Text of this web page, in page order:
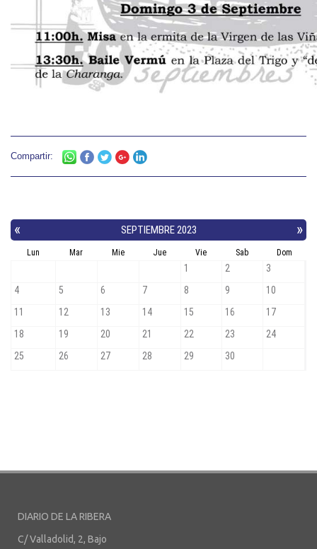
Compartir:
DIARIO DE LA RIBERA
C/ Valladolid, 2, Bajo